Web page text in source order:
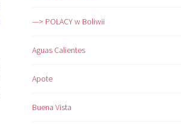
—> POLACY w Boliwii
Aguas Calientes
Apote
Buena Vista